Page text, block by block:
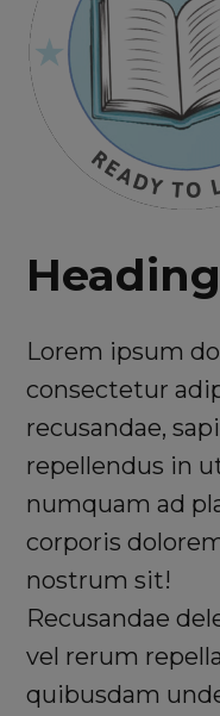
Lorem ipsum
consectetur
recusandae,
repellendus in
numquam ad
corporis
nostrum sit!
Recusandae
vel rerum
quibusdam